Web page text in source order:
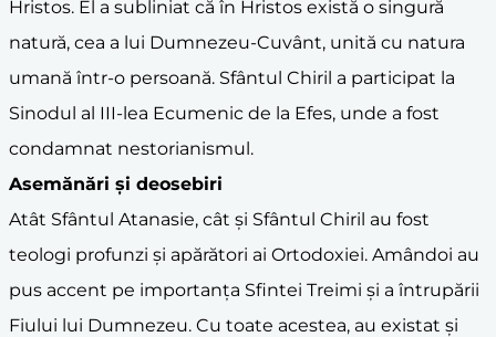
Hristos. El a subliniat că în Hristos există o singură
natură, cea a lui Dumnezeu-Cuvânt, unită cu natura
umană într-o persoană. Sfântul Chiril a participat la
Sinodul al III-lea Ecumenic de la Efes, unde a fost
condamnat nestorianismul.
Asemănări și deosebiri
Atât Sfântul Atanasie, cât și Sfântul Chiril au fost
teologi profunzi și apărători ai Ortodoxiei. Amândoi au
pus accent pe importanța Sfintei Treimi și a întrupării
Fiului lui Dumnezeu. Cu toate acestea, au existat și